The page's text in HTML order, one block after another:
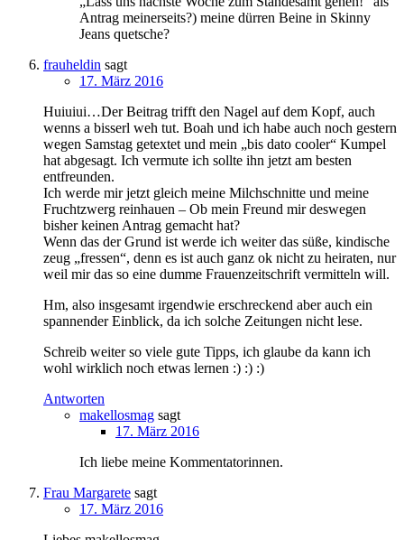
Antrag meinerseits?) meine dürren Beine in Skinny
Jeans quetsche?
frauheldin sagt
17. März 2016
Huiuiui…Der Beitrag trifft den Nagel auf dem Kopf, auch
wenns a bisserl weh tut. Boah und ich habe auch noch gestern
wegen Samstag getextet und mein „bis dato cooler“ Kumpel
hat abgesagt. Ich vermute ich sollte ihn jetzt am besten
entfreunden.
Ich werde mir jetzt gleich meine Milchschnitte und meine
Fruchtzwerg reinhauen – Ob mein Freund mir deswegen
bisher keinen Antrag gemacht hat?
Wenn das der Grund ist werde ich weiter das süße, kindische
zeug „fressen“, denn es ist auch ganz ok nicht zu heiraten, nur
weil mir das so eine dumme Frauenzeitschrift vermitteln will.
Hm, also insgesamt irgendwie erschreckend aber auch ein
spannender Einblick, da ich solche Zeitungen nicht lese.
Schreib weiter so viele gute Tipps, ich glaube da kann ich
wohl wirklich noch etwas lernen :) :) :)
Antworten
makellosmag sagt
17. März 2016
Ich liebe meine Kommentatorinnen.
Frau Margarete sagt
17. März 2016